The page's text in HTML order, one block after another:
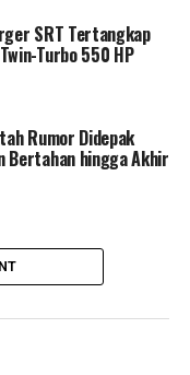
Halus,
diputaran
dibuat lebih
dan karakter
tapi tetap
meningkatkan
SRT Tertangkap
Turbo 550 HP
Rumor Didepak
Bertahan hingga Akhir